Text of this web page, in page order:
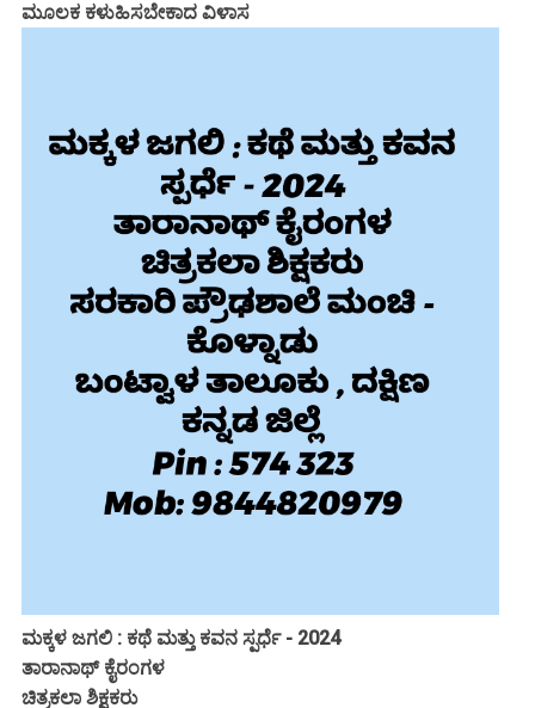
ಮೂಲಕ ಕಳುಹಿಸಬೇಕಾದ ವಿಳಾಸ
ಮಕ್ಕಳ ಜಗಲಿ : ಕಥೆ ಮತ್ತು ಕವನ ಸ್ಪರ್ಧೆ - 2024
ತಾರಾನಾಥ್ ಕೈರಂಗಳ
ಚಿತ್ರಕಲಾ ಶಿಕ್ಷಕರು